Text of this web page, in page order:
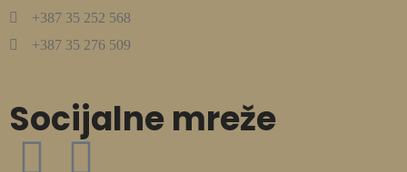
+387 35 252 568
+387 35 276 509
Socijalne mreže